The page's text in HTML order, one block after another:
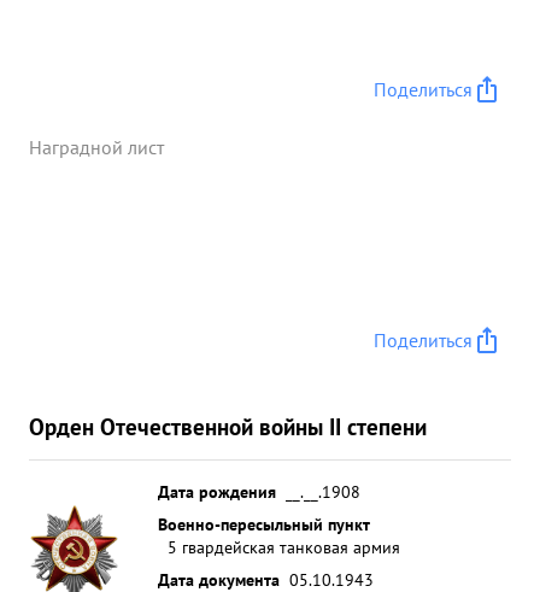
Поделиться
Наградной лист
Поделиться
Орден Отечественной войны II степени
Дата рождения
__.__.1908
Военно-пересыльный пункт
5 гвардейская танковая армия
Дата документа 05.10.1943